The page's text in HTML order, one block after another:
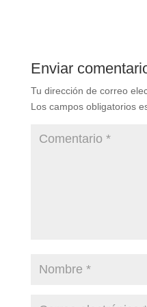
Enviar
Tu dirección de correo
Los campos obligatorios